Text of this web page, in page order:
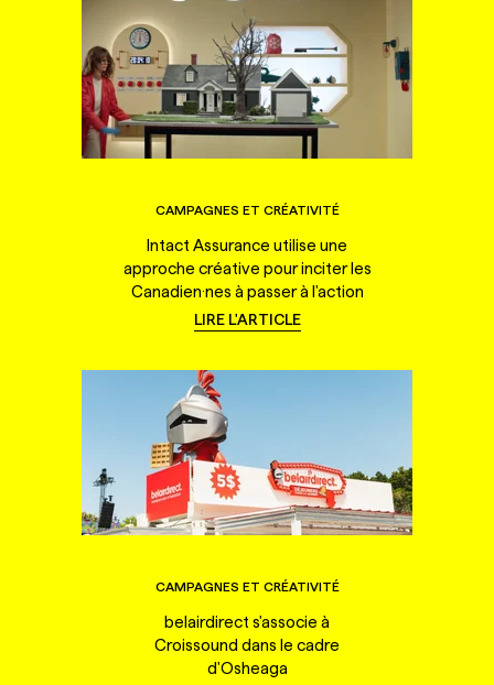
CAMPAGNES ET CRÉATIVITÉ
Intact Assurance utilise une
approche créative pour inciter les
Canadien·nes à passer à l'action
LIRE L'ARTICLE
CAMPAGNES ET CRÉATIVITÉ
belairdirect s'associe à
Croissound dans le cadre
d'Osheaga